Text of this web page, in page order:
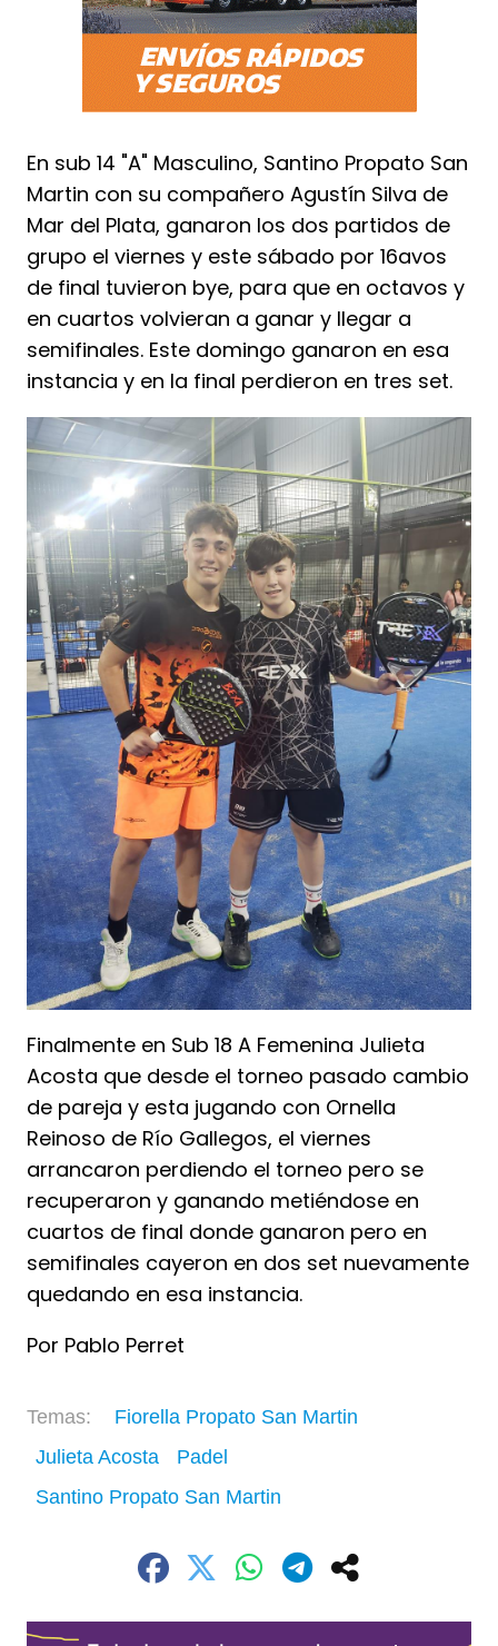
En sub 14 "A" Masculino, Santino Propato San
Martin con su compañero Agustín Silva de
Mar del Plata, ganaron los dos partidos de
grupo el viernes y este sábado por 16avos
de final tuvieron bye, para que en octavos y
en cuartos volvieran a ganar y llegar a
semifinales. Este domingo ganaron en esa
instancia y en la final perdieron en tres set.
Finalmente en Sub 18 A Femenina Julieta
Acosta que desde el torneo pasado cambio
de pareja y esta jugando con Ornella
Reinoso de Río Gallegos, el viernes
arrancaron perdiendo el torneo pero se
recuperaron y ganando metiéndose en
cuartos de final donde ganaron pero en
semifinales cayeron en dos set nuevamente
quedando en esa instancia.
Por Pablo Perret
Fiorella Propato San Martin
Julieta Acosta
Padel
Santino Propato San Martin